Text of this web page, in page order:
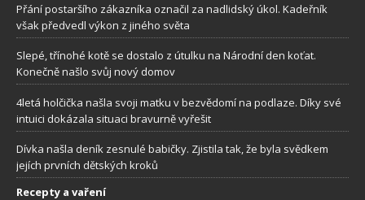
Přání postaršího zákazníka označil za nadlidský úkol. Kadeřník
však předvedl výkon z jiného světa
Slepé, třínohé kotě se dostalo z útulku na Národní den koťat.
Konečně našlo svůj nový domov
4letá holčička našla svoji matku v bezvědomí na podlaze. Díky své
intuici dokázala situaci bravurně vyřešit
Dívka našla deník zesnulé babičky. Zjistila tak, že byla svědkem
jejích prvních dětských kroků
Recepty a vaření